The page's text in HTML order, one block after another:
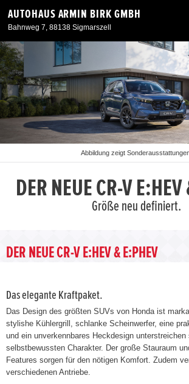
AUTOHAUS ARMIN BIRK GMBH
Bahnweg 7, 88138 Sigmarszell
Neuwagen
Gebrauchtwagen
Angebote
Abbildung zeigt
DER NEUE CR-V
Größe neu definiert.
DER NEUE CR-V E:HEV & E:PHEV
Das elegante Kraftpaket.
Das Design des größten SUVs von Honda ist
stylishe Kühlergrill, schlanke Scheinwerfer, eine
und ein unverkennbares Heckdesign unterstreichen
selbstbewussten Charakter. Der große Stauraum
Features sorgen für den nötigen Komfort. Zudem
verschiedenen Antriebe.